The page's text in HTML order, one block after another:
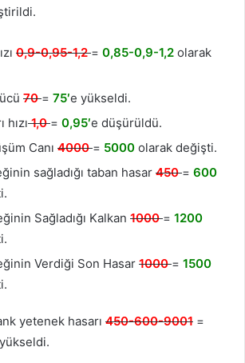
0,9-0,95-1,2 = 0,85-0,9-1,2 olarak
70 = 75′e yükseldi.
hızı 1,0 = 0,95′e düşürüldü.
Canı 4000 = 5000 olarak değişti.
sağladığı taban hasar 450 = 600
Sağladığı Kalkan 1000 = 1200
Verdiği Son Hasar 1000 = 1500
yetenek hasarı 450-600-9001 =
yükseldi.